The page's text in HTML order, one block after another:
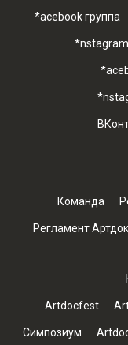
*acebook группа
Команда
Регламент
Artdocfest
Симпозиум